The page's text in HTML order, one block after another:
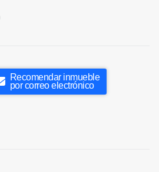
Recomendar inmueble
por correo electrónico